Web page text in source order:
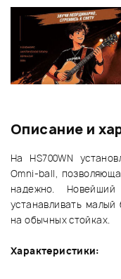
Описание и
На HS700WN
Omni-ball,
надежно.
устанавливать
на обычных стойках.
Характеристики: